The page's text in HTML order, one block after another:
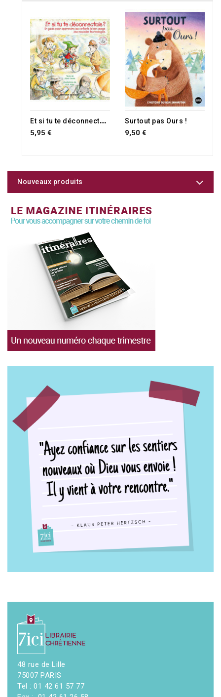
RUPTURE DE STOCK E
t si tu te déconnectais ?
5,95 €
RUPTURE DE STOCK
Surtout pas Ours !
9,50 €
Nouveaux produits
48 rue de Lille
75007 PARIS
Tel : 01 42 61 57 77